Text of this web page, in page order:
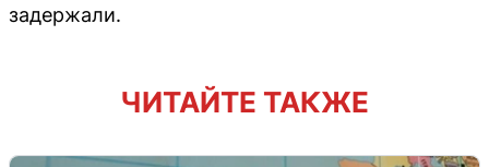
задержали.
ЧИТАЙТЕ ТАКЖЕ